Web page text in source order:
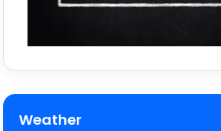
Weather